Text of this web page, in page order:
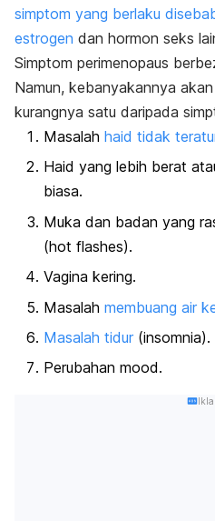
simptom yang berlaku
estrogen dan hormon seks
Simptom perimenopaus
Namun, kebanyakannya
kurangnya satu daripada
Masalah haid tidak
Haid yang lebih berat
biasa.
Muka dan badan yang
(hot flashes).
Vagina kering.
Masalah membuang air
Masalah tidur (insomnia).
Perubahan mood.